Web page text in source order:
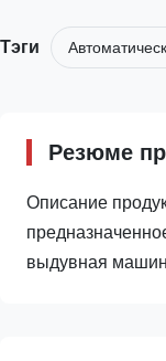
Тэги
Резюме
Описание
выдувная